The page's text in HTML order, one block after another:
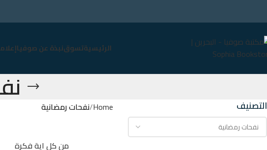
الرئيسيةتسوقنبذة عن صوفيا
التصنيف Home نفحات رمضانية
من كل اية فكرة